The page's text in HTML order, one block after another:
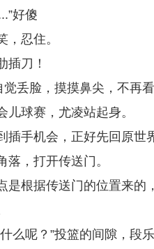
好傻
，忍住。
插刀！
觉丢脸，摸摸鼻尖，不再
儿球赛，尤凌站起身。
插手机会，正好先回原世
落，打开传送门。
是根据传送门的位置来的
么呢？”投篮的间隙，段